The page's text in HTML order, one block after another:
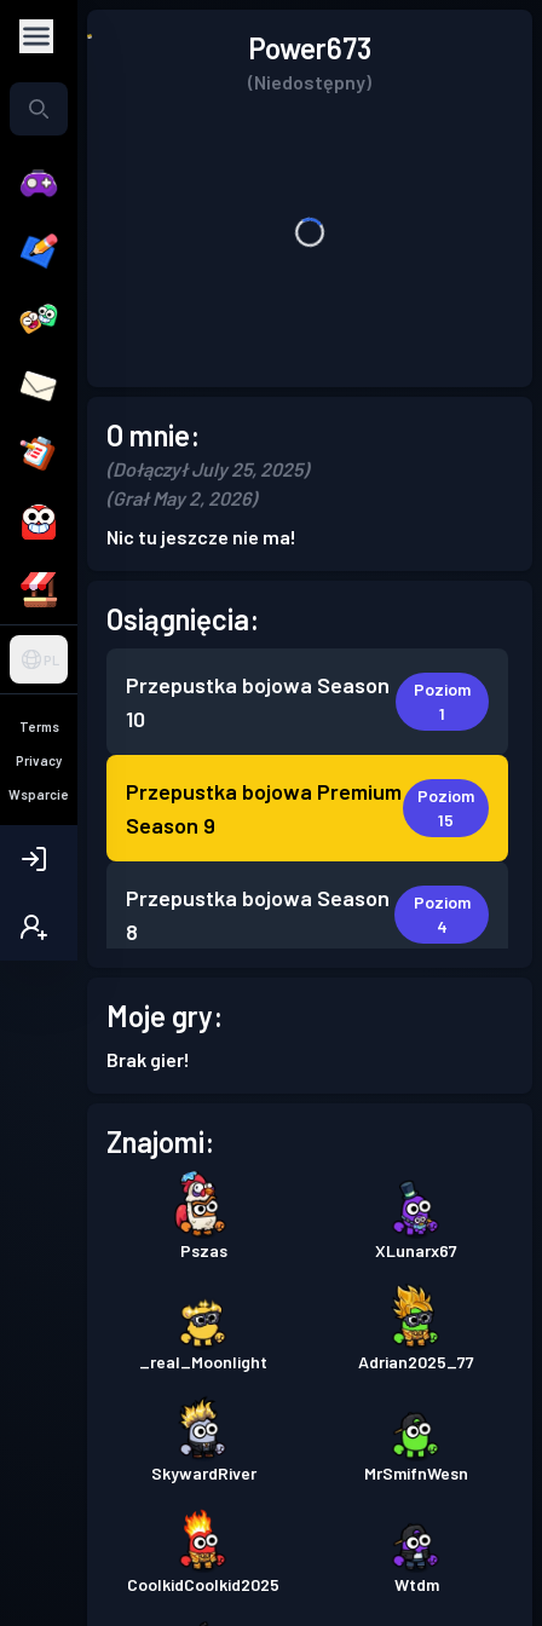
PL
Terms
Privacy
Wsparcie
Power673
(Niedostępny)
O mnie:
(Dołączył July 25, 2025)
(Grał May 2, 2026)
Nic tu jeszcze nie ma!
Osiągnięcia:
Przepustka bojowa Season
10
Poziom
1
Przepustka bojowa Premium
Season 9
Poziom
15
Przepustka bojowa Season
8
Poziom
4
Przepustka bojowa
Moje gry:
Brak gier!
Znajomi:
Pszas XLunarx67
_real_Moonlight Adrian2025_77
SkywardRiver MrSmifnWesn
CoolkidCoolkid2025 Wtdm